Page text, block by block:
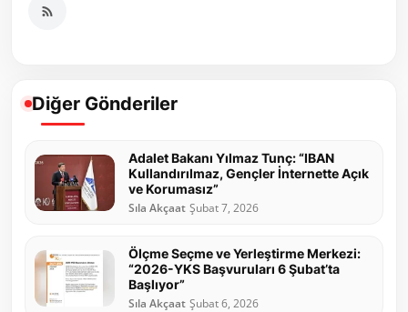
Diğer Gönderiler
Adalet Bakanı Yılmaz Tunç: “IBAN
Kullandırılmaz, Gençler İnternette Açık
ve Korumasız”
Sıla Akçaat Şubat 7, 2026
Ölçme Seçme ve Yerleştirme Merkezi:
“2026-YKS Başvuruları 6 Şubat’ta
Başlıyor”
Sıla Akçaat Şubat 6, 2026